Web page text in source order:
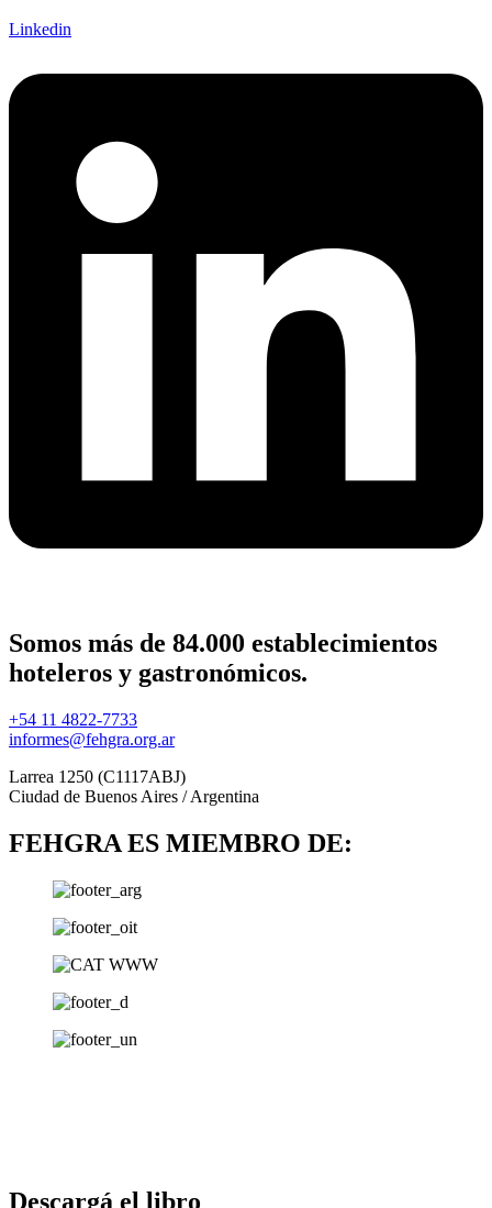
Linkedin
Somos más de 84.000 establecimientos
hoteleros y gastronómicos.
+54 11 4822-7733
informes@fehgra.org.ar
Larrea 1250 (C1117ABJ)
Ciudad de Buenos Aires / Argentina
FEHGRA ES MIEMBRO DE:
Descargá el libro